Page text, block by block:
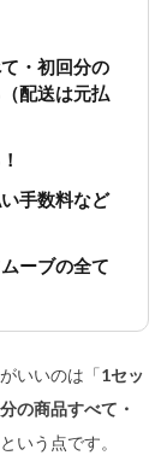
・初回分の
配送は元払
手数料など
ーブの全て
いいのは「1セッ
の商品すべて・
という点です。